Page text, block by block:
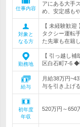
仕事内容
アにある大手
め、安定感も
対象と
なる方
【 未経験歓
タクシー運転
た先輩も在籍
勤務地
【 引っ越し
区白石町7-6
給与
月給38万円
与を引き上げ
初年度
年収
520万円～650